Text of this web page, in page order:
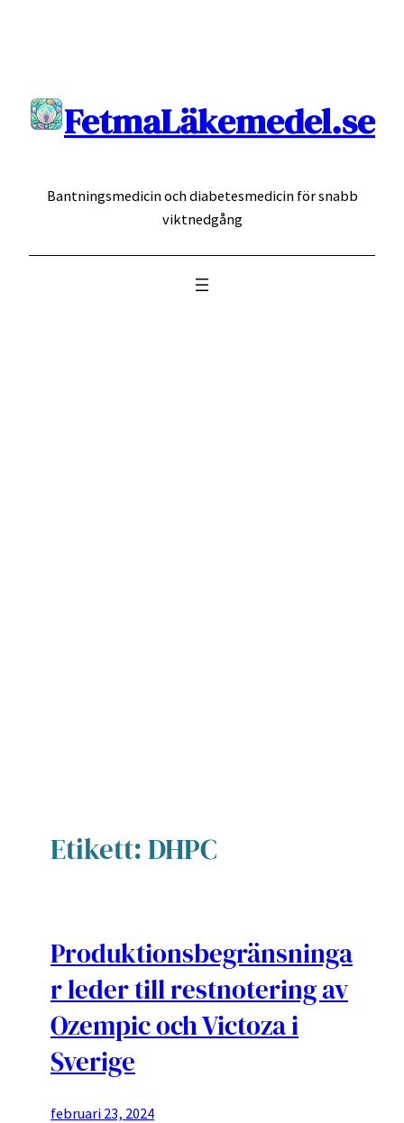
FetmaLäkemedel.se
Bantningsmedicin och diabetesmedicin för snabb
viktnedgång
Etikett:DHPC
Produktionsbegränsninga
r leder till restnotering av
Ozempic och Victoza i
Sverige
februari 23, 2024